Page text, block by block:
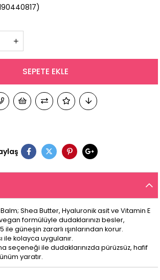
Shea Butter, Hyaluronik asit ve Vitamin E
formülüyle dudaklarınızı besler,
ile güneşin zararlı ışınlarından korur.
ile kolayca uygulanır.
seçeneği ile dudaklarınızda pürüzsüz, hafif
yaratır.